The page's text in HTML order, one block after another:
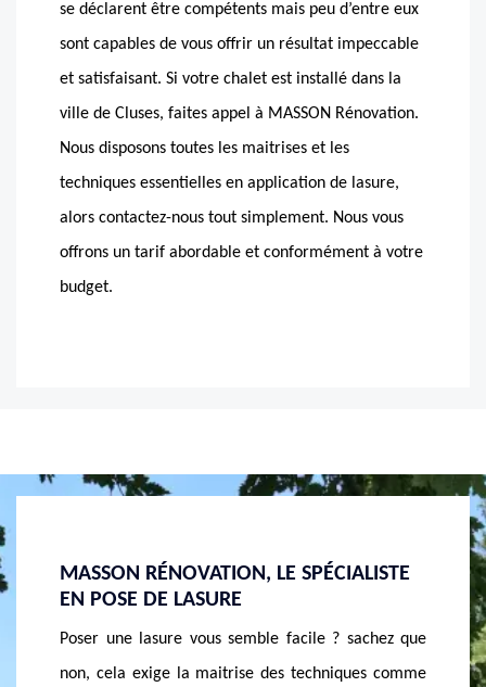
se déclarent être compétents mais peu d’entre eux
sont capables de vous offrir un résultat impeccable
et satisfaisant. Si votre chalet est installé dans la
ville de Cluses, faites appel à MASSON Rénovation.
Nous disposons toutes les maitrises et les
techniques essentielles en application de lasure,
alors contactez-nous tout simplement. Nous vous
offrons un tarif abordable et conformément à votre
budget.
PROTÉGEZ VOTRE CHALET AVEC UNE
LASURE
Bien que votre chalet est fait en bois et installé à
l’extérieur, n’attendez pas longtemps pour lui
EN